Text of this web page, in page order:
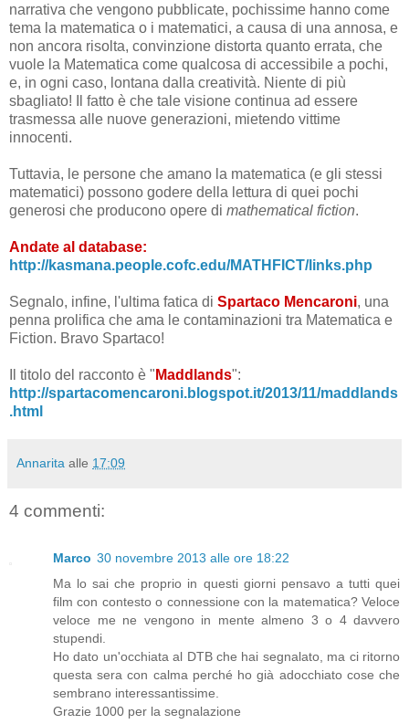
narrativa che vengono pubblicate, pochissime hanno come
tema la matematica o i matematici, a causa di una annosa, e
non ancora risolta, convinzione distorta quanto errata, che
vuole la Matematica come qualcosa di accessibile a pochi,
e, in ogni caso, lontana dalla creatività. Niente di più
sbagliato! Il fatto è che tale visione continua ad essere
trasmessa alle nuove generazioni, mietendo vittime
innocenti.
Tuttavia, le persone che amano la matematica (e gli stessi
matematici) possono godere della lettura di quei pochi
generosi che producono opere di mathematical fiction.
Andate al database:
http://kasmana.people.cofc.edu/MATHFICT/links.php
Segnalo, infine, l'ultima fatica di Spartaco Mencaroni, una
penna prolifica che ama le contaminazioni tra Matematica e
Fiction. Bravo Spartaco!
Il titolo del racconto è " Maddlands":
http://spartacomencaroni.blogspot.it/2013/11/maddlands
.html
Annarita alle 17:09
4 commenti:
Marco 30 novembre 2013 alle ore 18:22
Ma lo sai che proprio in questi giorni pensavo a tutti quei
film con contesto o connessione con la matematica? Veloce
veloce me ne vengono in mente almeno 3 o 4 davvero
stupendi.
Ho dato un'occhiata al DTB che hai segnalato, ma ci ritorno
questa sera con calma perché ho già adocchiato cose che
sembrano interessantissime.
Grazie 1000 per la segnalazione